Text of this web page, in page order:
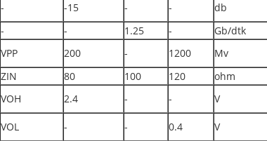
- -15 - -
db
- - 1.25 -
Gb/dtk
VPP 200 - 1200
Mv
ZIN 80 100 120
ohm
VOH 2.4 - -
V
VOL - - 0.4
V